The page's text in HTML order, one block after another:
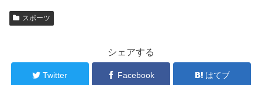
スポーツ
シェアする
Twitter Facebook はてブ